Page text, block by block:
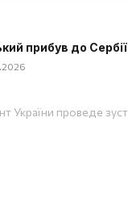
прибув до
України проведе